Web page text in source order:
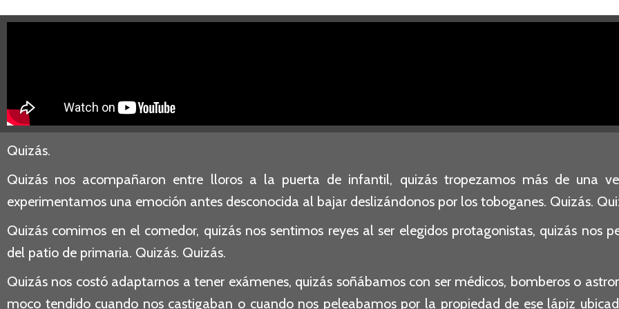
Quizás.
Quizás nos acompañaron entre lloros a la puerta de infantil, quizás tropezamos más de una
experimentamos una emoción antes desconocida al bajar deslizándonos por los toboganes. Quizás.
Quizás comimos en el comedor, quizás nos sentimos reyes al ser elegidos protagonistas, quizás nos
del patio de primaria. Quizás. Quizás.
Quizás nos costó adaptarnos a tener exámenes, quizás soñábamos con ser médicos, bomberos o
moco tendido cuando nos castigaban o cuando nos peleabamos por la propiedad de ese lápiz